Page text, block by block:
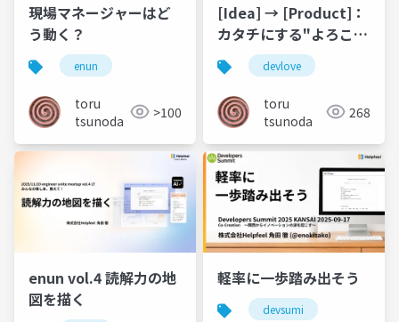
現場マネージャーはど
う動く？
enun
toru
tsunoda
>100
[Idea] → [Product]：
カタチにする"よろこ
び"を味わおう
devlove
toru
tsunoda
268
enun vol.4 読解力の地
図を描く
軽率に一歩踏み出そう
devsumi